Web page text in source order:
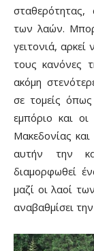
σταθερότητας,
των λαών.
γειτονιά,
τους κανόνες
ακόμη
σε τομείς
εμπόριο και οι
Μακεδονίας
αυτήν την
διαμορφωθεί
μαζί οι λαοί
αναβαθμίσει